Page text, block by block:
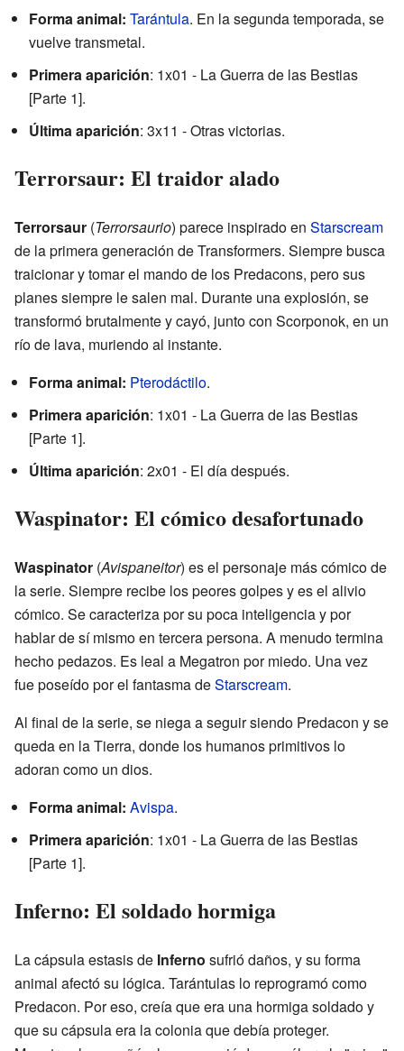
Forma animal: Tarántula. En la segunda temporada, se
vuelve transmetal.
Primera aparición: 1x01 - La Guerra de las Bestias
[Parte 1].
Última aparición: 3x11 - Otras victorias.
Terrorsaur: El traidor alado
Terrorsaur (Terrorsaurio) parece inspirado en Starscream
de la primera generación de Transformers. Siempre busca
traicionar y tomar el mando de los Predacons, pero sus
planes siempre le salen mal. Durante una explosión, se
transformó brutalmente y cayó, junto con Scorponok, en un
río de lava, muriendo al instante.
Forma animal: Pterodáctilo.
Primera aparición: 1x01 - La Guerra de las Bestias
[Parte 1].
Última aparición: 2x01 - El día después.
Waspinator: El cómico desafortunado
Waspinator (Avispaneitor) es el personaje más cómico de
la serie. Siempre recibe los peores golpes y es el alivio
cómico. Se caracteriza por su poca inteligencia y por
hablar de sí mismo en tercera persona. A menudo termina
hecho pedazos. Es leal a Megatron por miedo. Una vez
fue poseído por el fantasma deStarscream.
Al final de la serie, se niega a seguir siendo Predacon y se
queda en la Tierra, donde los humanos primitivos lo
adoran como un dios.
Forma animal: Avispa.
Primera aparición: 1x01 - La Guerra de las Bestias
[Parte 1].
Inferno: El soldado hormiga
La cápsula estasis de Inferno sufrió daños, y su forma
animal afectó su lógica. Tarántulas lo reprogramó como
Predacon. Por eso, creía que era una hormiga soldado y
que su cápsula era la colonia que debía proteger.